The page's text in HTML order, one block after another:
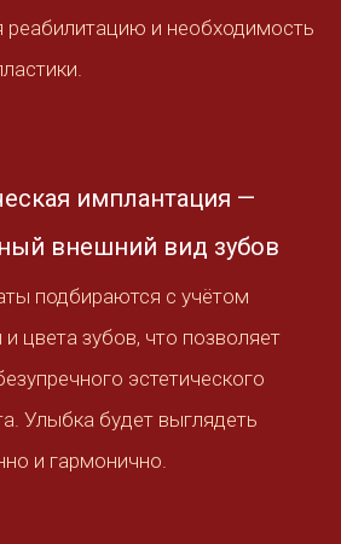
реабилитацию и необходимость
имплантация —
внешний вид зубов
подбираются с учётом
цвета зубов, что позволяет
эстетического
Улыбка будет выглядеть
и гармонично.